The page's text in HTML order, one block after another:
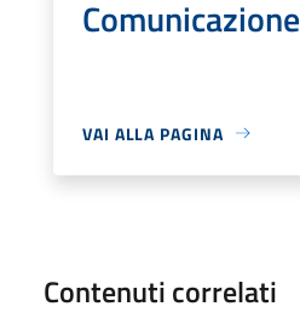
Comunicazione
VAI ALLA PAGINA
Contenuti correlati